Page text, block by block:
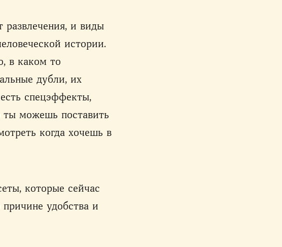
развлечения, и виды
истории.
в каком то
дубли, их
спецэффекты,
можешь поставить
когда хочешь в
которые сейчас
удобства и